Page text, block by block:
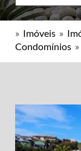
» Imóveis »
Condomínios »